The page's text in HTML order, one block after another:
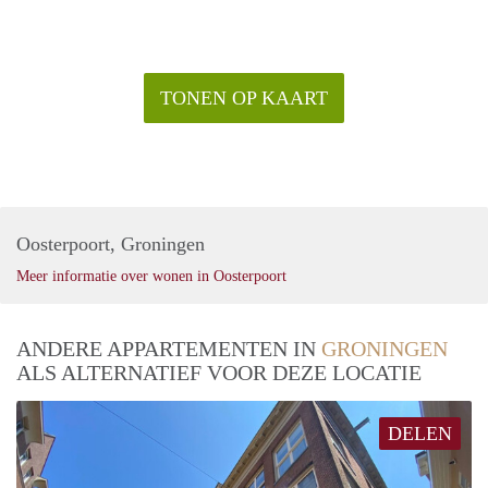
TONEN OP KAART
Oosterpoort, Groningen
Meer informatie over wonen in Oosterpoort
ANDERE APPARTEMENTEN IN GRONINGEN
ALS ALTERNATIEF VOOR DEZE LOCATIE
DELEN